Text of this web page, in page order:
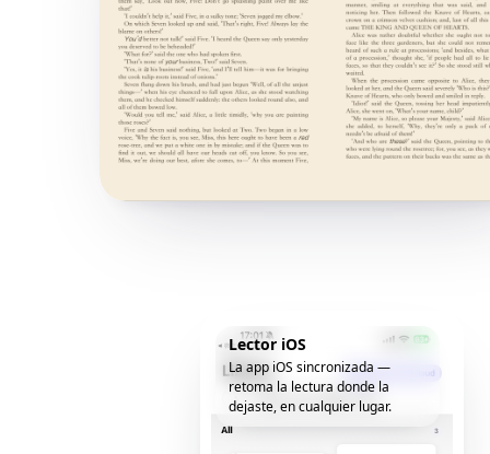
Lector iOS
La app iOS sincronizada —
retoma la lectura donde la
dejaste, en cualquier lugar.